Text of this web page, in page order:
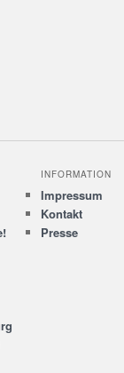
INFORMATION
Impressum
Kontakt
Presse